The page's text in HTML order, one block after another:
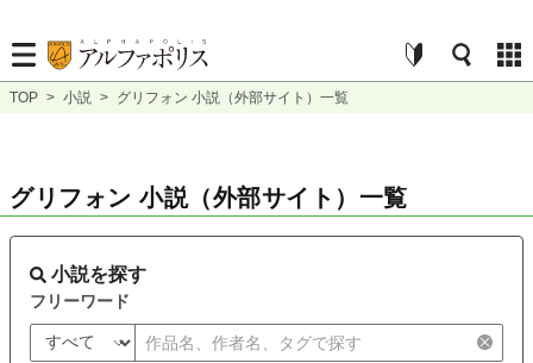
TOP > 小説 > グリフォン 小説（外部サイト）一覧
グリフォン 小説（外部サイト）一覧
小説を探す
フリーワード